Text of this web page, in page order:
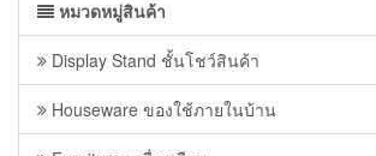
หมวดหมู่สินค้า
Display Stand ชั้นโชว์สินค้า
Houseware ของใช้ภายในบ้าน